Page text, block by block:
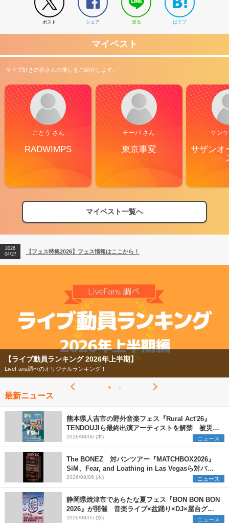
ポスト シェア 送る はてブ
マイベスト
ライブ好きの皆さんの推しをご紹介します。
ごとう さん
RADWIMPS
チーバ さん
東京事変
ケン
サザンオ
マイベスト一覧へ
【フェス特集2026】フェス情報はここから！
【ライブ動員ランキング】2026年上半期編発表！
2026
04/27
【フェス特集2026】フェス情報はここから！
2026
【フェス特集2026】
今年もフェスの季節がやってきた！
最新ニュース
熊本県人吉市の野外音楽フェス『Rural Act'26』
TENDOUJIら最終出演アーティストを解禁 被災地
支援プロジェクトの始動も発表
2026/08/06 (木) ニュース
The BONEZ 対バンツアー『MATCHBOX2026』
SiM、Fear, and Loathing in Las Vegasら対バン
アーティストを一斉解禁
2026/08/06 (木) ニュース
静岡県焼津市であらたな夏フェス『BON BON BON
2026』が開催 音楽ライブ×盆踊り×DJ×屋台グル
メ×ランタンナイトで彩る2日間
2026/08/05 (水) ニュース